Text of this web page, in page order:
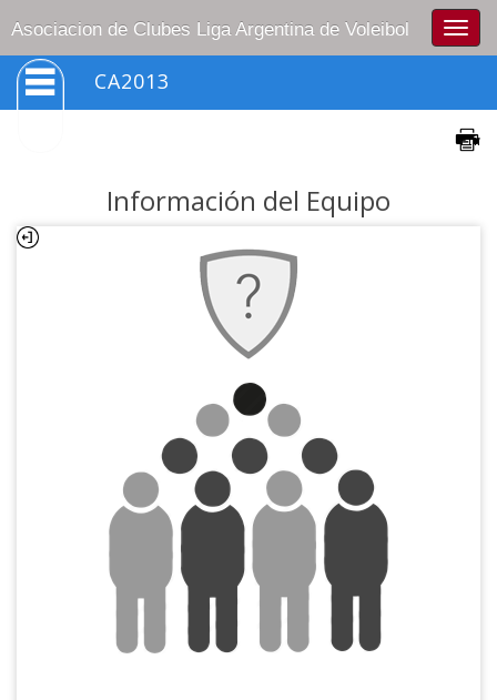
Asociacion de Clubes Liga Argentina de Voleibol
CA2013
Información del Equipo